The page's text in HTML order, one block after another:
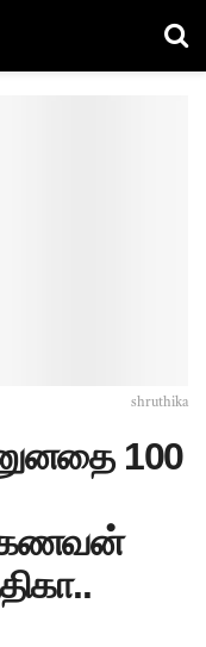
shruthika
100
கணவன்